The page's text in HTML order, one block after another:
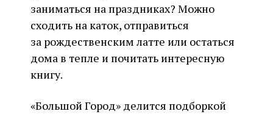
заниматься на праздниках? Можно
сходить на каток, отправиться
за рождественским латте или остаться
дома в тепле и почитать интересную
книгу.
«Большой Город» делится подборкой